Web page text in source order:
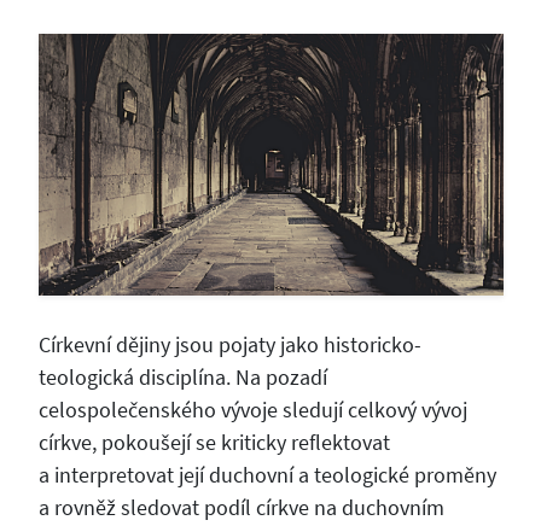
Církevní dějiny jsou pojaty jako historicko-
teologická disciplína. Na pozadí
celospolečenského vývoje sledují celkový vývoj
církve, pokoušejí se kriticky reflektovat
a interpretovat její duchovní a teologické proměny
a rovněž sledovat podíl církve na duchovním